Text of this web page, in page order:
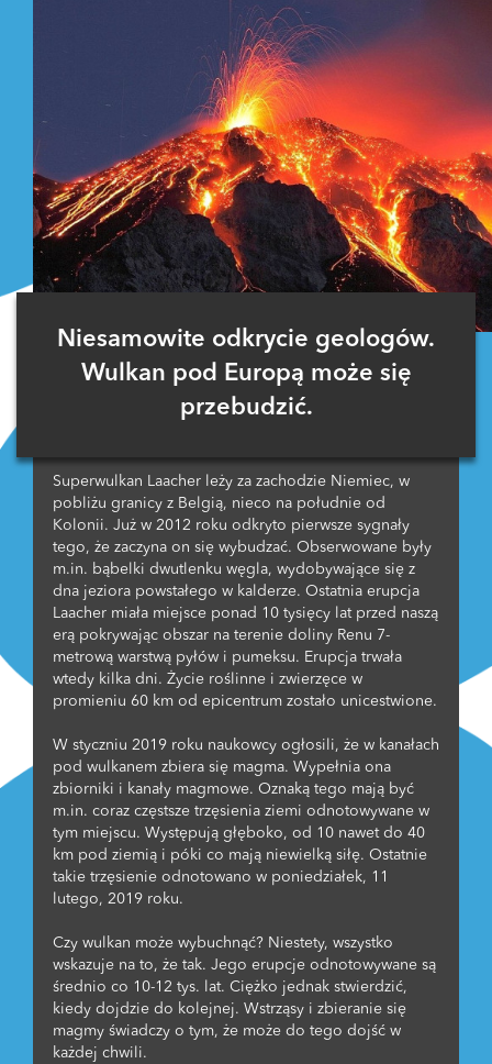
Niesamowite odkrycie geologów.
Wulkan pod Europą może się
przebudzić.
Superwulkan Laacher leży za zachodzie Niemiec, w
pobliżu granicy z Belgią, nieco na południe od
Kolonii. Już w 2012 roku odkryto pierwsze sygnały
tego, że zaczyna on się wybudzać. Obserwowane były
m.in. bąbelki dwutlenku węgla, wydobywające się z
dna jeziora powstałego w kalderze. Ostatnia erupcja
Laacher miała miejsce ponad 10 tysięcy lat przed naszą
erą pokrywając obszar na terenie doliny Renu 7-
metrową warstwą pyłów i pumeksu. Erupcja trwała
wtedy kilka dni. Życie roślinne i zwierzęce w
promieniu 60 km od epicentrum zostało unicestwione.
W styczniu 2019 roku naukowcy ogłosili, że w kanałach
pod wulkanem zbiera się magma. Wypełnia ona
zbiorniki i kanały magmowe. Oznaką tego mają być
m.in. coraz częstsze trzęsienia ziemi odnotowywane w
tym miejscu. Występują głęboko, od 10 nawet do 40
km pod ziemią i póki co mają niewielką siłę. Ostatnie
takie trzęsienie odnotowano w poniedziałek, 11
lutego, 2019 roku.
Czy wulkan może wybuchnąć? Niestety, wszystko
wskazuje na to, że tak. Jego erupcje odnotowywane są
średnio co 10-12 tys. lat. Ciężko jednak stwierdzić,
kiedy dojdzie do kolejnej. Wstrząsy i zbieranie się
magmy świadczy o tym, że może do tego dojść w
każdej chwili.